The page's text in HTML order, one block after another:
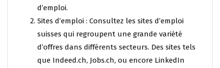
d’emploi.
Sites d’emploi : Consultez les sites d’emploi
suisses qui regroupent une grande variété
d’offres dans différents secteurs. Des sites tels
que Indeed.ch, Jobs.ch, ou encore LinkedIn